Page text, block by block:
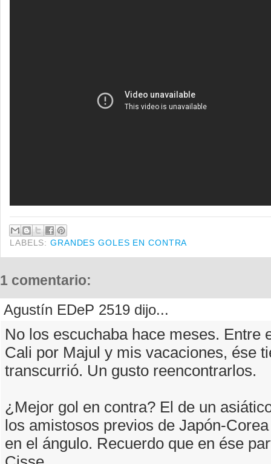
LABELS:GRANDES GOLES EN CONTRA
1 comentario:
Agustín EDeP 2519 dijo...
No los escuchaba hace meses. Entre
Cali por Majul y mis vacaciones, ése
transcurrió. Un gusto reencontrarlos.
¿Mejor gol en contra? El de un
los amistosos previos de Japón-
en el ángulo. Recuerdo que en ése